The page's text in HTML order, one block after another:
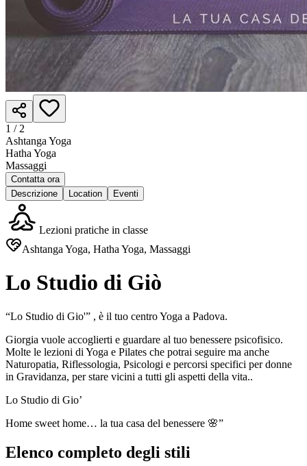
1 / 2
Ashtanga Yoga
Hatha Yoga
Massaggi
Contatta ora
Descrizione
Location Eventi
Lezioni pratiche in classe
Ashtanga Yoga, Hatha Yoga, Massaggi
Lo Studio di Giò
“Lo Studio di Gio'” , è il tuo centro Yoga a Padova.
Giorgia vuole accoglierti e guardare al tuo benessere psicofisico.
Molte le lezioni di Yoga e Pilates che potrai seguire ma anche
Naturopatia, Riflessologia, Psicologi e percorsi specifici per donne
in Gravidanza, per stare vicini a tutti gli aspetti della vita..
Lo Studio di Gio’
Home sweet home… la tua casa del benessere 🌸”
Elenco completo degli stili